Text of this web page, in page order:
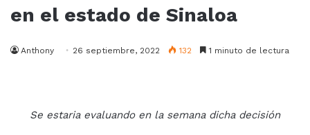
en el estado de Sinaloa
Anthony 26 septiembre, 2022 132 1 minuto de lectura
Se estaria evaluando en la semana dicha decisión